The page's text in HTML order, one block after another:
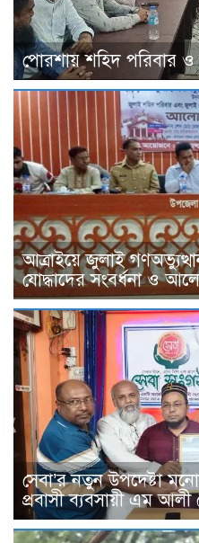
পোরশায় শহিদ পরিবার ও
আত্রাইয়ে জুলাই
যোদ্ধাদের সংবর্ধনা ও
সেবা’র নতুন উপদেষ্টা
প্রবাসী ব্যবসায়ী এম আলী